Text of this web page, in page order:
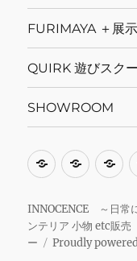
FURIMAYA ＋展
QUIRK 遊びスク
SHOWROOM
当
イ
ト
に
ス
ー
ル
予
展
示
室
INNOCENCE ～日常
ンテリア 小物 etc販
ー
Proudly